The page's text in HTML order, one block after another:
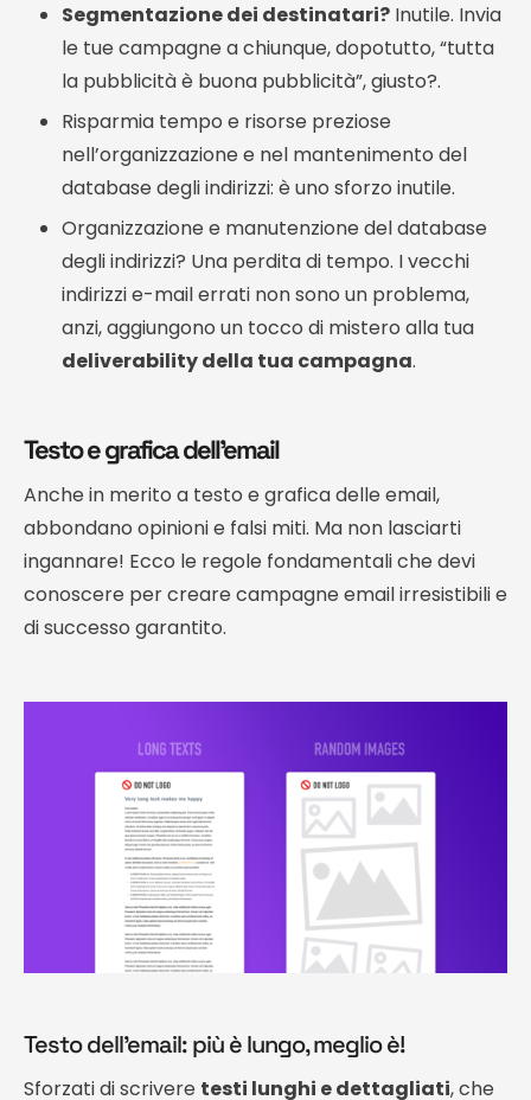
Segmentazione dei destinatari? Inutile. Invia
le tue campagne a chiunque, dopotutto, “tutta
la pubblicità è buona pubblicità”, giusto?.
Risparmia tempo e risorse preziose
nell’organizzazione e nel mantenimento del
database degli indirizzi: è uno sforzo inutile.
Organizzazione e manutenzione del database
degli indirizzi? Una perdita di tempo. I vecchi
indirizzi e-mail errati non sono un problema,
anzi, aggiungono un tocco di mistero alla tua
deliverability della tua campagna.
Testo e grafica dell’email
Anche in merito a testo e grafica delle email,
abbondano opinioni e falsi miti. Ma non lasciarti
ingannare! Ecco le regole fondamentali che devi
conoscere per creare campagne email irresistibili e
di successo garantito.
Testo dell’email: più è lungo, meglio è!
Sforzati di scrivere testi lunghi e dettagliati, che